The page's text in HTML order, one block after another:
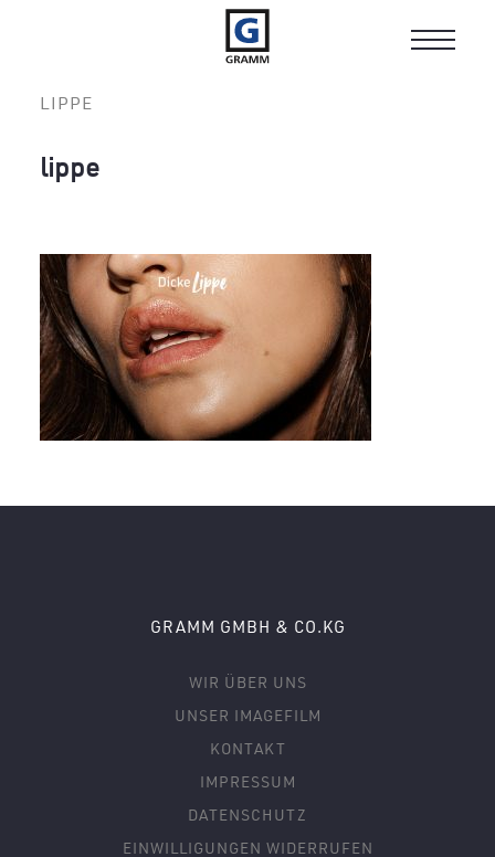
Toggle
LIPPE
lippe
GRAMM GMBH & CO.KG
WIR ÜBER UNS
UNSER IMAGEFILM
KONTAKT
IMPRESSUM
DATENSCHUTZ
EINWILLIGUNGEN WIDERRUFEN